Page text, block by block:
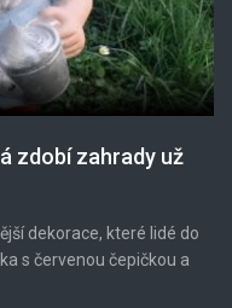
zdobí zahrady už
dekorace, které lidé do
s červenou čepičkou a